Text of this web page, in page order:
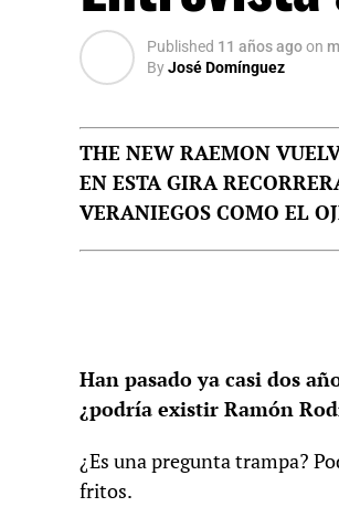
Published 11 años agoon
ByJosé Domínguez
THE NEW RAEMON
EN ESTA GIRA
VERANIEGOS COMO EL
Han pasado ya casi dos
¿podría existir Ramón
¿Es una pregunta trampa?
fritos.